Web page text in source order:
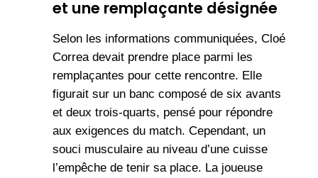
et une remplaçante désignée
Selon les informations communiquées, Cloé
Correa devait prendre place parmi les
remplaçantes pour cette rencontre. Elle
figurait sur un banc composé de six avants
et deux trois-quarts, pensé pour répondre
aux exigences du match. Cependant, un
souci musculaire au niveau d’une cuisse
l’empêche de tenir sa place. La joueuse